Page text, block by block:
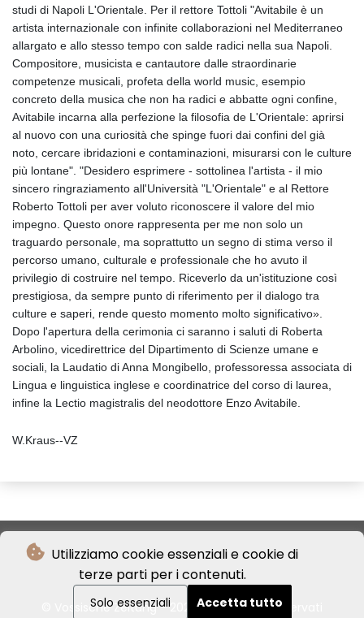
Utilizziamo cookie essenziali e cookie di
terze parti per i contenuti.
Solo essenziali Accetta tutto
studi di Napoli L'Orientale. Per il rettore Tottoli "Avitabile è un
artista internazionale con infinite collaborazioni nel Mediterraneo
allargato e allo stesso tempo con salde radici nella sua Napoli.
Compositore, musicista e cantautore dalle straordinarie
competenze musicali, profeta della world music, esempio
concreto della musica che non ha radici e abbatte ogni confine,
Avitabile incarna alla perfezione la filosofia de L'Orientale: aprirsi
al nuovo con una curiosità che spinge fuori dai confini del già
noto, cercare ibridazioni e contaminazioni, misurarsi con le culture
più lontane". "Desidero esprimere - sottolinea l'artista - il mio
sincero ringraziamento all'Università "L'Orientale" e al Rettore
Roberto Tottoli per aver voluto riconoscere il valore del mio
impegno. Questo onore rappresenta per me non solo un
traguardo personale, ma soprattutto un segno di stima verso il
percorso umano, culturale e professionale che ho avuto il
privilegio di costruire nel tempo. Riceverlo da un'istituzione così
prestigiosa, da sempre punto di riferimento per il dialogo tra
culture e saperi, rende questo momento molto significativo».
Dopo l'apertura della cerimonia ci saranno i saluti di Roberta
Arbolino, vicedirettrice del Dipartimento di Scienze umane e
sociali, la Laudatio di Anna Mongibello, professoressa associata di
Lingua e linguistica inglese e coordinatrice del corso di laurea,
infine la Lectio magistralis del neodottore Enzo Avitabile.
W.Kraus--VZ
© Vossische Zeitung - 2026 - Tutti i diritti riservati